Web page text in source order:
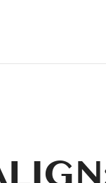
7" in
JQueryBody.php